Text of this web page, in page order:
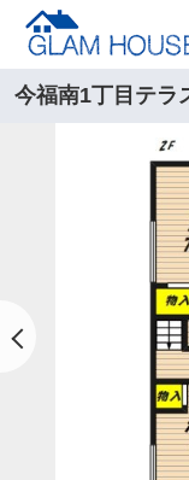
今福南1丁目テラ